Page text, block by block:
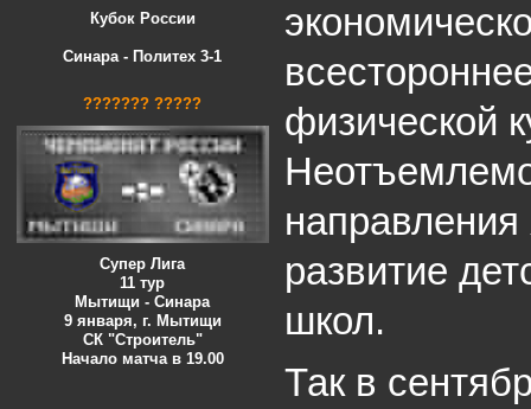
Кубок России
Синара - Политех 3-1
??????? ?????
Супер Лига
11 тур
Мытищи - Синара
9 января, г. Мытищи
СК "Строитель"
Начало матча в 19.00
физической
направления
развитие
школ.
Так в